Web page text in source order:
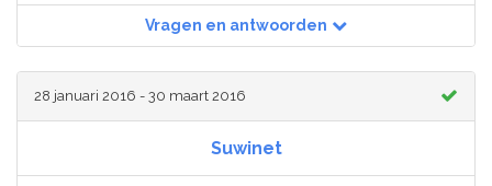
Vragen en antwoorden
28 januari 2016 - 30 maart 2016
Suwinet